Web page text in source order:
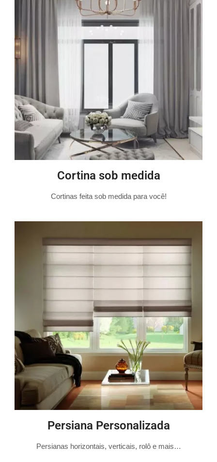
Cortina sob medida
Cortinas feita sob medida para você!
Persiana Personalizada
Persianas horizontais, verticais, rolô e mais…